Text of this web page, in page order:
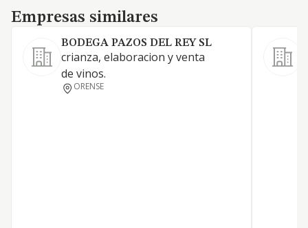
Empresas similares
Empresas similares
BODEGA PAZOS DEL REY SL
crianza, elaboracion y venta
de vinos.
ORENSE